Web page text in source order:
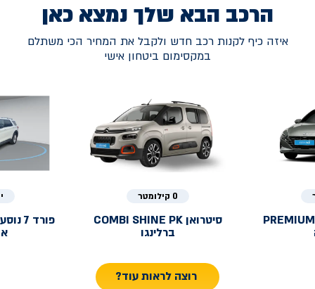
הרכב הבא שלך נמצא כאן
איזה כיף לקנות רכב חדש ולקבל את המחיר הכי משתלם
במקסימום ביטחון אישי
0 קילומטר
סיטרואן COMBI SHINE PK
ברלינגו
פורד
רוצה לראות עוד?